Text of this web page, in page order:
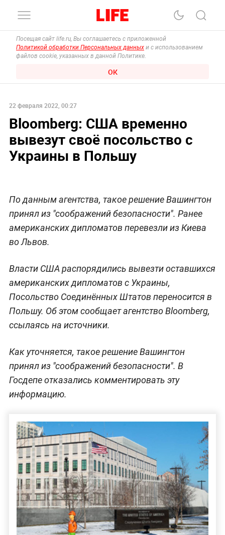
Посещая сайт life.ru, Вы соглашаетесь с приложенной
Политикой обработки Персональных данных и с использованием
файлов cookie, указанных в данной Политике.
ОК
22 февраля 2022, 00:27
Bloomberg: США временно
вывезут своё посольство с
Украины в Польшу
По данным агентства, такое решение Вашингтон
принял из "соображений безопасности". Ранее
американских дипломатов перевезли из Киева
во Львов.
Власти США распорядились вывезти оставшихся
американских дипломатов с Украины,
Посольство Соединённых Штатов переносится в
Польшу. Об этом сообщает агентство Bloomberg,
ссылаясь на источники.
Как уточняется, такое решение Вашингтон
принял из "соображений безопасности". В
Госдепе отказались комментировать эту
информацию.